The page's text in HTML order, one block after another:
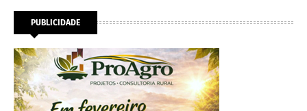
PUBLICIDADE